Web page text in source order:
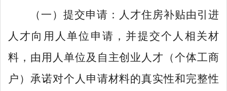
（一）提交申请：人才住房补贴由引进
人才向用人单位申请，并提交个人相关材
料，由用人单位及自主创业人才（个体工商
户）承诺对个人申请材料的真实性和完整性